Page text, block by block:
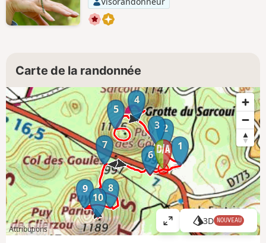
Carte de la randonnée
1
2
3
4
5
6
7
8
9
10
Attributions
A
ff
3D NOUVEAU